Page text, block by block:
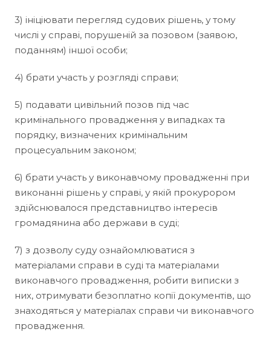
3) ініціювати перегляд судових рішень, у тому
числі у справі, порушеній за позовом (заявою,
поданням) іншої особи;
4) брати участь у розгляді справи;
5) подавати цивільний позов під час
кримінального провадження у випадках та
порядку, визначених кримінальним
процесуальним законом;
6) брати участь у виконавчому провадженні при
виконанні рішень у справі, у якій прокурором
здійснювалося представництво інтересів
громадянина або держави в суді;
7) з дозволу суду ознайомлюватися з
матеріалами справи в суді та матеріалами
виконавчого провадження, робити виписки з
них, отримувати безоплатно копії документів, що
знаходяться у матеріалах справи чи виконавчого
провадження.